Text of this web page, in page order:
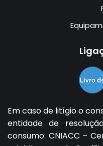
Em caso de litígio o
entidade de
consumo: CNIACC –